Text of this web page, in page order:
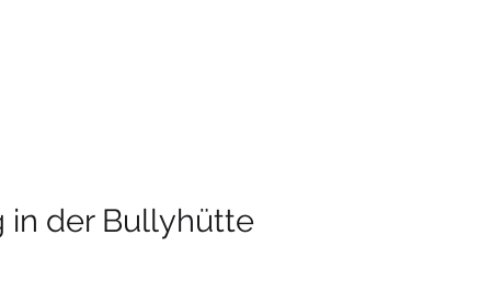
in der Bullyhütte